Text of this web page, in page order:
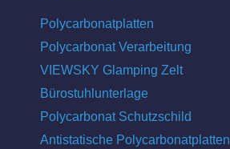
Polycarbonatplatten
Polycarbonat Verarbeitung
VIEWSKY Glamping Zelt
Bürostuhlunterlage
Polycarbonat Schutzschild
Antistatische Polycarbonatplatten